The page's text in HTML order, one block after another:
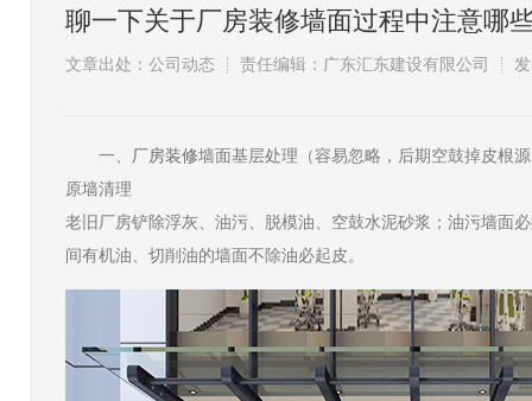
聊一下关于厂房装修墙面过程中注意哪
文章出处：公司动态 责任编辑：广东汇东建设有限公司
​一、 厂房装修墙面基层处理（容易忽略，后期空鼓掉皮根
原墙清理
老旧厂房铲除浮灰、油污、脱模油、空鼓水泥砂浆；油污墙面
间有机油、切削油的墙面不除油必起皮。